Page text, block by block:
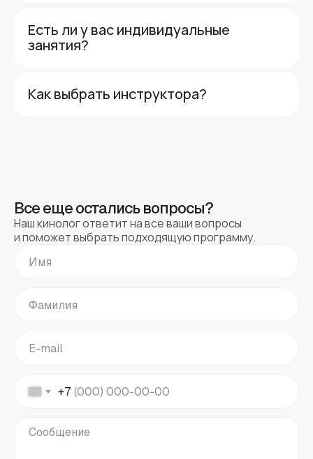
Есть ли у вас индивидуальные
занятия?
Как выбрать инструктора?
Все еще остались вопросы?
Наш кинолог ответит на все ваши вопросы
и поможет выбрать подходящую программу.
+7